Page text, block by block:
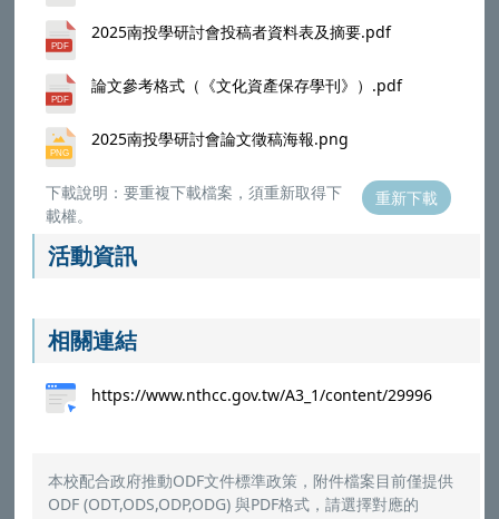
2025南投學研討會投稿者資料表及摘要.pdf
論文參考格式（《文化資產保存學刊》）.pdf
2025南投學研討會論文徵稿海報.png
下載說明：要重複下載檔案，須重新取得下
載權。
重新下載
活動資訊
相關連結
https://www.nthcc.gov.tw/A3_1/content/29996
本校配合政府推動ODF文件標準政策，附件檔案目前僅提供
ODF (ODT,ODS,ODP,ODG) 與PDF格式，請選擇對應的